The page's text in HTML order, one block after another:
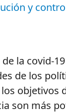
y
la covid-
de los
objetivos
son más